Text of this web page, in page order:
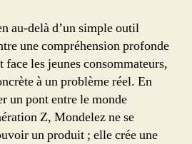
au-delà d’un simple outil
une compréhension profonde
les jeunes consommateurs,
à un problème réel. En
un pont entre le monde
Z, Mondelez ne se
un produit ; elle crée une